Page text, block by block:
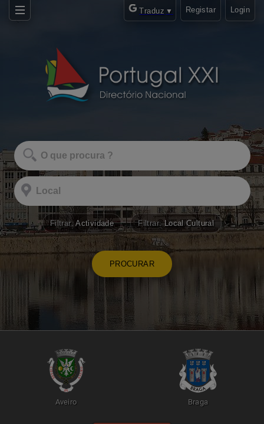
Traduz ▼ Registar Login
Filtrar:Actividade Filtrar:Local Cultural
PROCURAR
Aveiro Braga